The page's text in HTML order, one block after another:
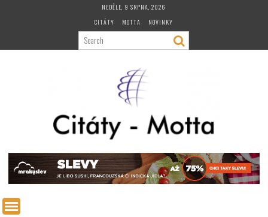
NEDĚLE, 9 SRPNA, 2026
CITÁTY
MOTTA NOVINKY